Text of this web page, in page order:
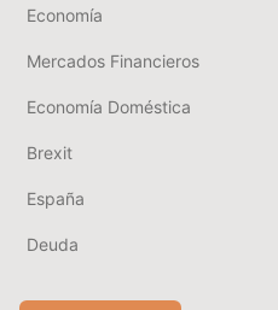
Economía
Mercados Financieros
Economía Doméstica
Brexit
España
Deuda